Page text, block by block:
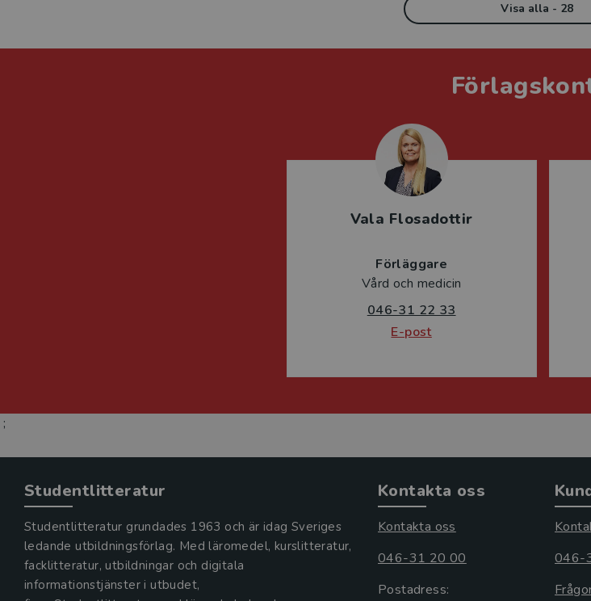
Visa alla - 28
Vala Flosadottir
Förläggare
Vård och medicin
046-31 22 33
E-post
;
Studentlitteratur
Studentlitteratur grundades 1963 och är idag Sveriges
ledande utbildningsförlag. Med läromedel, kurslitteratur,
facklitteratur, utbildningar och digitala
informationstjänster i utbudet,
Kontakta oss
Kontakta oss
046-31 20 00
Postadress:
046-